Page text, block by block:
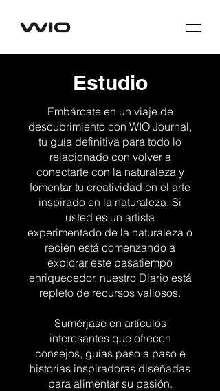
Estudio
Embárcate en un viaje de
descubrimiento con WIO Journal,
tu guía definitiva para todo lo
relacionado con volver a
conectarte con la naturaleza y
fomentar tu creatividad en el arte
inspirado en la naturaleza. Si
usted es un artista
experimentado de la naturaleza o
recién está comenzando a
explorar este pasatiempo
enriquecedor, nuestro Diario está
repleto de recursos valiosos.
Sumérjase en artículos
interesantes que ofrecen
consejos, guías paso a paso e
historias inspiradoras diseñadas
para alimentar su pasión.